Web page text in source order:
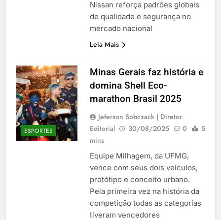
Nissan reforça padrões globais
de qualidade e segurança no
mercado nacional
Leia Mais
ESPORTES
Minas Gerais faz história e
domina Shell Eco-
marathon Brasil 2025
Jeferson Sobczack | Diretor
Editorial
30/08/2025 0
5
mins
Equipe Milhagem, da UFMG,
vence com seus dois veículos,
protótipo e conceito urbano.
Pela primeira vez na história da
competição todas as categorias
tiveram vencedores